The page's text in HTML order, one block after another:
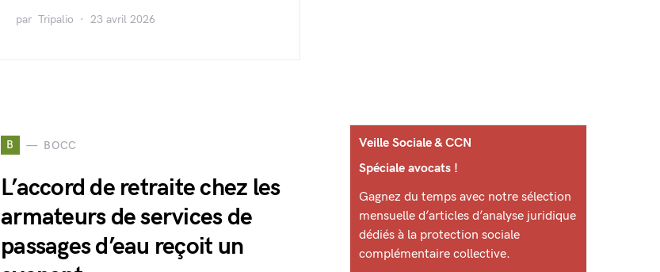
par Tripalio 23 avril 2026
B BOCC
L’accord de retraite chez les
armateurs de services de
passages d’eau reçoit un
Veille Sociale & CCN
Spéciale avocats !
Gagnez du temps avec notre sélection
mensuelle d’articles d’analyse juridique
dédiés à la protection sociale
complémentaire collective.